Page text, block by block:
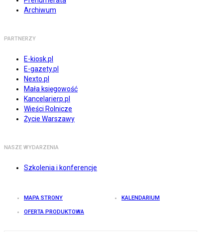
Archiwum
PARTNERZY
E-kiosk.pl
E-gazety.pl
Nexto.pl
Mała księgowość
Kancelarierp.pl
Wieści Rolnicze
Życie Warszawy
NASZE WYDARZENIA
Szkolenia i konferencje
MAPA STRONY KALENDARIUM
OFERTA PRODUKTOWA